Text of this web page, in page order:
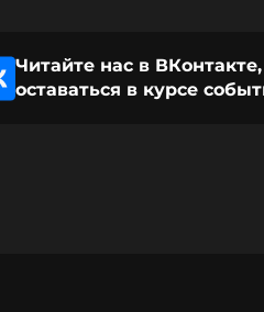
Читайте нас в
оставаться в курсе